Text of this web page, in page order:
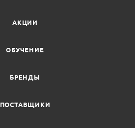
АКЦИИ
ОБУЧЕНИЕ
БРЕНДЫ
ПОСТАВЩИКИ